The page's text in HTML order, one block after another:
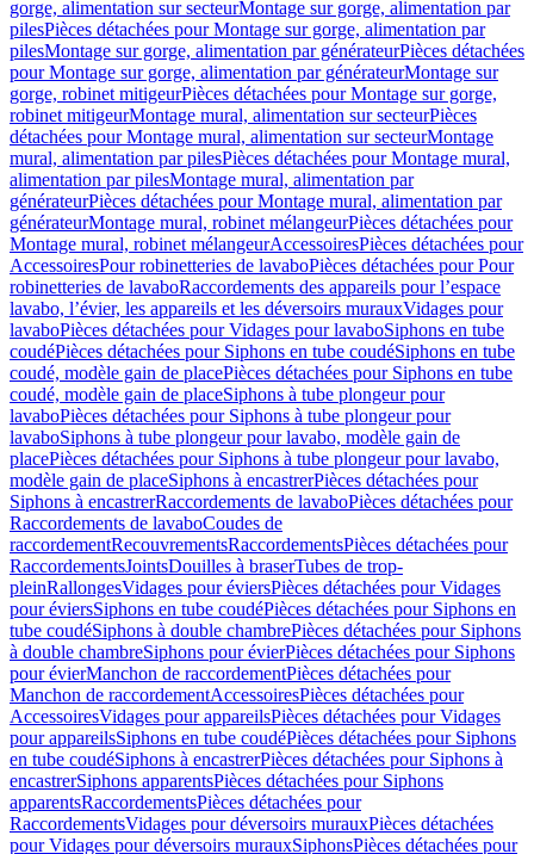
gorge, alimentation sur secteurMontage sur gorge, alimentation par
pilesPièces détachées pour Montage sur gorge, alimentation par
pilesMontage sur gorge, alimentation par générateurPièces détachées
pour Montage sur gorge, alimentation par générateurMontage sur
gorge, robinet mitigeurPièces détachées pour Montage sur gorge,
robinet mitigeurMontage mural, alimentation sur secteurPièces
détachées pour Montage mural, alimentation sur secteurMontage
mural, alimentation par pilesPièces détachées pour Montage mural,
alimentation par pilesMontage mural, alimentation par
générateurPièces détachées pour Montage mural, alimentation par
générateurMontage mural, robinet mélangeurPièces détachées pour
Montage mural, robinet mélangeurAccessoiresPièces détachées pour
AccessoiresPour robinetteries de lavaboPièces détachées pour Pour
robinetteries de lavaboRaccordements des appareils pour l’espace
lavabo, l’évier, les appareils et les déversoirs murauxVidages pour
lavaboPièces détachées pour Vidages pour lavaboSiphons en tube
coudéPièces détachées pour Siphons en tube coudéSiphons en tube
coudé, modèle gain de placePièces détachées pour Siphons en tube
coudé, modèle gain de placeSiphons à tube plongeur pour
lavaboPièces détachées pour Siphons à tube plongeur pour
lavaboSiphons à tube plongeur pour lavabo, modèle gain de
placePièces détachées pour Siphons à tube plongeur pour lavabo,
modèle gain de placeSiphons à encastrerPièces détachées pour
Siphons à encastrerRaccordements de lavaboPièces détachées pour
Raccordements de lavaboCoudes de
raccordementRecouvrementsRaccordementsPièces détachées pour
RaccordementsJointsDouilles à braserTubes de trop-
pleinRallongesVidages pour éviersPièces détachées pour Vidages
pour éviersSiphons en tube coudéPièces détachées pour Siphons en
tube coudéSiphons à double chambrePièces détachées pour Siphons
à double chambreSiphons pour évierPièces détachées pour Siphons
pour évierManchon de raccordementPièces détachées pour
Manchon de raccordementAccessoiresPièces détachées pour
AccessoiresVidages pour appareilsPièces détachées pour Vidages
pour appareilsSiphons en tube coudéPièces détachées pour Siphons
en tube coudéSiphons à encastrerPièces détachées pour Siphons à
encastrerSiphons apparentsPièces détachées pour Siphons
apparentsRaccordementsPièces détachées pour
RaccordementsVidages pour déversoirs murauxPièces détachées
pour Vidages pour déversoirs murauxSiphonsPièces détachées pour